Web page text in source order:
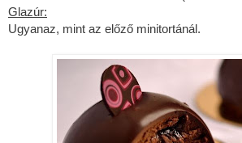
Glazúr:
Ugyanaz, mint az előző minitortánál.